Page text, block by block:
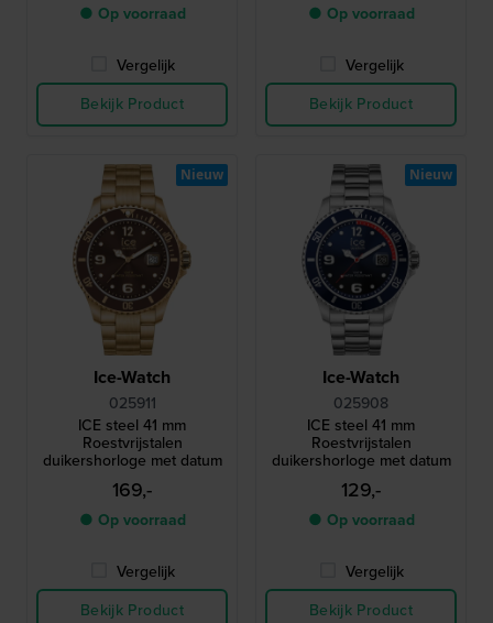
● Op voorraad
Vergelijk
Bekijk Product
● Op voorraad
Vergelijk
Bekijk Product
Ice-Watch
025911
ICE steel 41 mm
Roestvrijstalen
duikershorloge met datum
169,-
● Op voorraad
Vergelijk
Bekijk Product
Nieuw
Ice-Watch
025908
ICE steel 41 mm
Roestvrijstalen
duikershorloge met datum
129,-
● Op voorraad
Vergelijk
Bekijk Product
Nieuw